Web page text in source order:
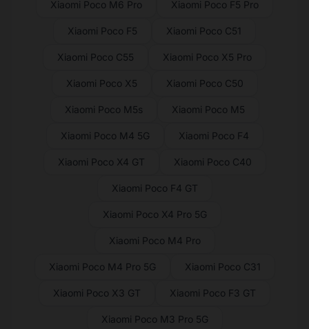
Xiaomi Poco M6 Pro Xiaomi Poco F5 Pro
Xiaomi Poco F5 Xiaomi Poco C51
Xiaomi Poco C55 Xiaomi Poco X5 Pro
Xiaomi Poco X5 Xiaomi Poco C50
Xiaomi Poco M5s Xiaomi Poco M5
Xiaomi Poco M4 5G Xiaomi Poco F4
Xiaomi Poco X4 GT Xiaomi Poco C40
Xiaomi Poco F4 GT
Xiaomi Poco X4 Pro 5G
Xiaomi Poco M4 Pro
Xiaomi Poco M4 Pro 5G Xiaomi Poco C31
Xiaomi Poco X3 GT Xiaomi Poco F3 GT
Xiaomi Poco M3 Pro 5G